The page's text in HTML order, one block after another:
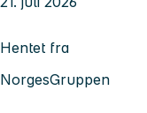
Hentet fra
NorgesGruppen